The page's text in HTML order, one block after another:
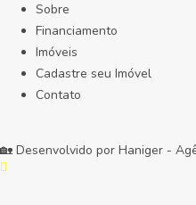
Sobre
Financiamento
Imóveis
Cadastre seu Imóvel
Contato
🏡 Desenvolvido por Haniger -